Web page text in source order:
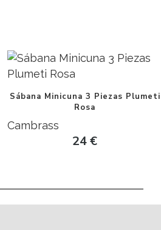
Sábana Minicuna 3 Piezas Plumeti
Rosa
Cambrass
24€